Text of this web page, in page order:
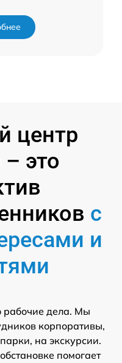
центр
– это
с
и
рабочие дела. Мы
корпоративы,
на экскурсии.
помогает